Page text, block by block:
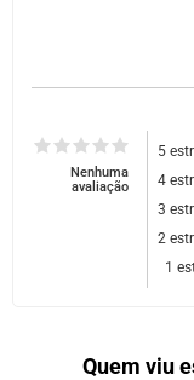
Nenhuma
avaliação
5
4
3
2
1
Quem viu